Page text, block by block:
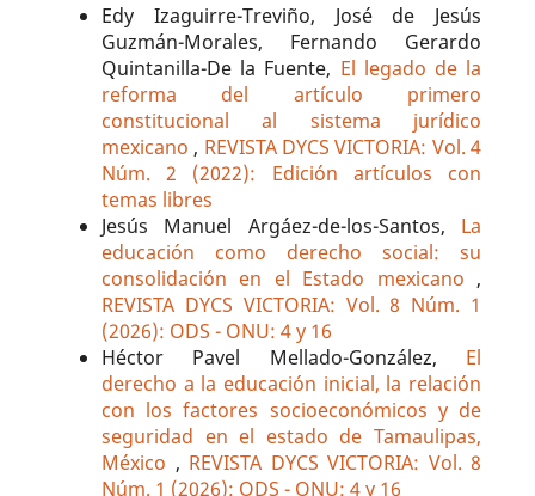
Edy Izaguirre-Treviño, José de Jesús
Guzmán-Morales, Fernando Gerardo
Quintanilla-De la Fuente, El legado de la
reforma del artículo primero
constitucional al sistema jurídico
mexicano , REVISTA DYCS VICTORIA: Vol. 4
Núm. 2 (2022): Edición artículos con
temas libres
Jesús Manuel Argáez-de-los-Santos, La
educación como derecho social: su
consolidación en el Estado mexicano ,
REVISTA DYCS VICTORIA: Vol. 8 Núm. 1
(2026): ODS - ONU: 4 y 16
Héctor Pavel Mellado-González, El
derecho a la educación inicial, la relación
con los factores socioeconómicos y de
seguridad en el estado de Tamaulipas,
México , REVISTA DYCS VICTORIA: Vol. 8
Núm. 1 (2026): ODS - ONU: 4 y 16